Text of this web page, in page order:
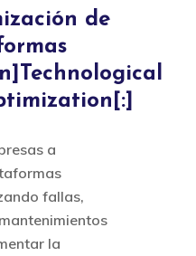
de
a
fallas,
la